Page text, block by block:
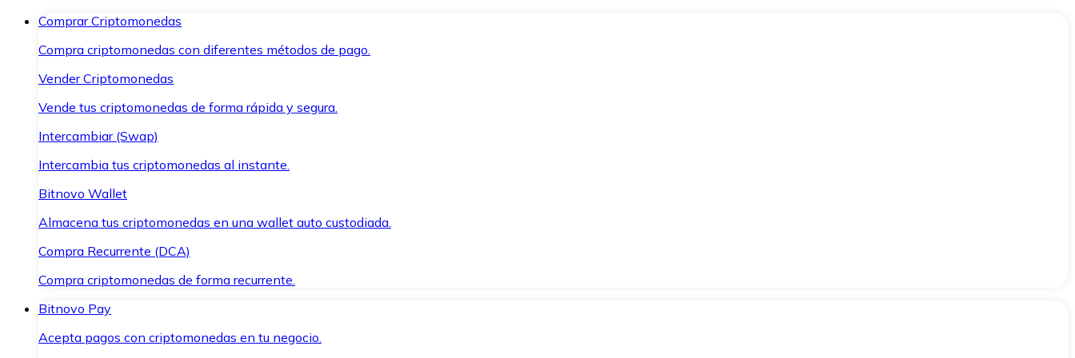
Comprar Criptomonedas
Compra criptomonedas con diferentes métodos de pago.
Vender Criptomonedas
Vende tus criptomonedas de forma rápida y segura.
Intercambiar (Swap)
Intercambia tus criptomonedas al instante.
Bitnovo Wallet
Almacena tus criptomonedas en una wallet auto custodiada.
Compra Recurrente (DCA)
Compra criptomonedas de forma recurrente.
Bitnovo Pay
Acepta pagos con criptomonedas en tu negocio.